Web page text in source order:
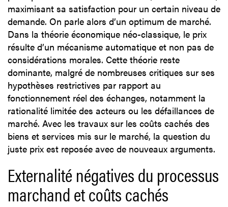
maximisant sa satisfaction pour un certain niveau de
demande. On parle alors d’un optimum de marché.
Dans la théorie économique néo-classique, le prix
résulte d’un mécanisme automatique et non pas de
considérations morales. Cette théorie reste
dominante, malgré de nombreuses critiques sur ses
hypothèses restrictives par rapport au
fonctionnement réel des échanges, notamment la
rationalité limitée des acteurs ou les défaillances de
marché. Avec les travaux sur les coûts cachés des
biens et services mis sur le marché, la question du
juste prix est reposée avec de nouveaux arguments.
Externalité négatives du processus
marchand et coûts cachés